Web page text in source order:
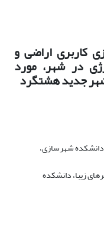
کاربری اراضی و
در شهر، مورد
دانشکده شهرسازی،
زیبا، دانشکده